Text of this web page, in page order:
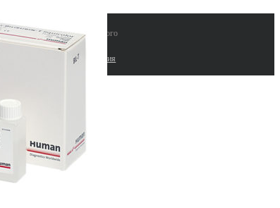
поставки лабораторного
и расходных материалов |
Комплексные seo решения